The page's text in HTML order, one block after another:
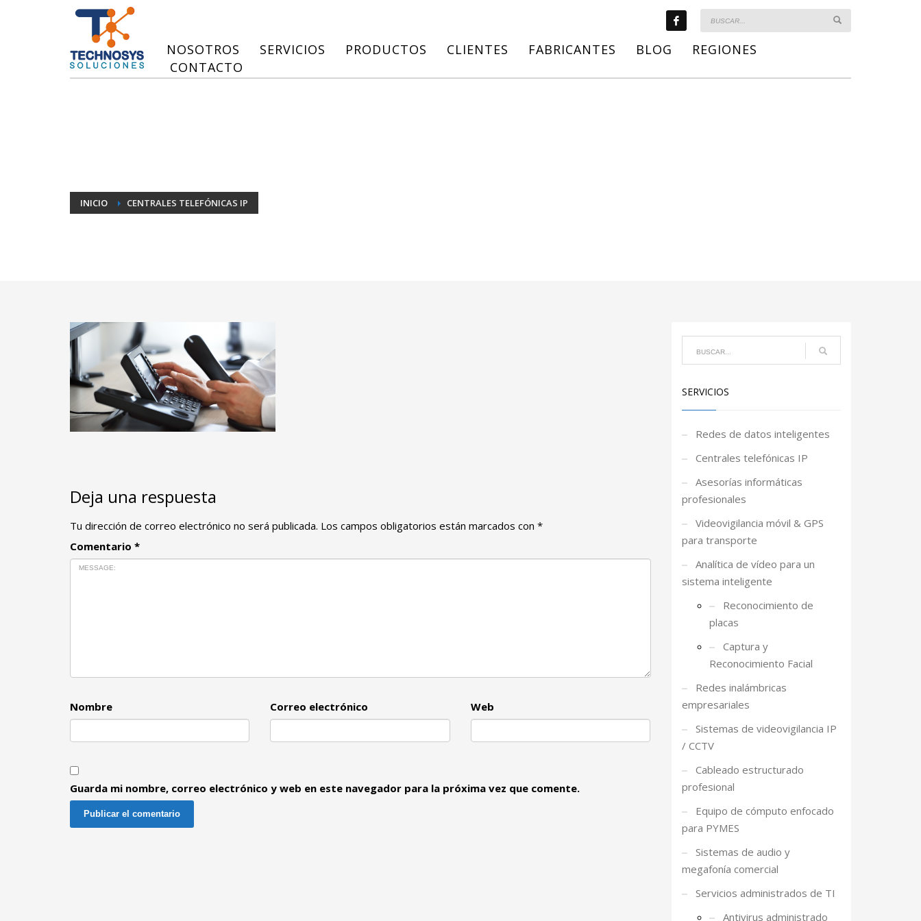
NOSOTROS SERVICIOS PRODUCTOS CLIENTES FABRICANTES BLOG
REGIONES
CONTACTO
INICIO CENTRALES TELEFÓNICAS IP
Deja una respuesta
Tu dirección de correo electrónico no será publicada. Los campos obligatorios están marcados con *
Comentario *
Nombre Correo electrónico Web
Guarda mi nombre, correo electrónico y web en este navegador para la próxima vez que comente.
SERVICIOS
Redes de datos inteligentes
Centrales telefónicas IP
Asesorías informáticas
profesionales
Videovigilancia móvil & GPS
para transporte
Analítica de vídeo para un
sistema inteligente
Reconocimiento de
placas
Captura y
Reconocimiento Facial
Redes inalámbricas
empresariales
Sistemas de videovigilancia IP
/ CCTV
Cableado estructurado
profesional
Equipo de cómputo enfocado
para PYMES
Sistemas de audio y
megafonía comercial
Servicios administrados de TI
Antivirus administrado